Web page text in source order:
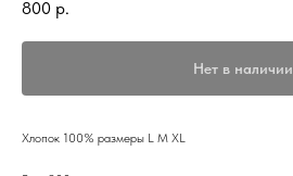
800 р.
Нет в наличии
Хлопок 100% размеры L M XL